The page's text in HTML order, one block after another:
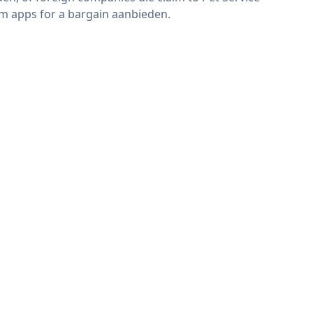
apps for a bargain aanbieden.